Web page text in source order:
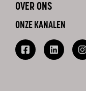
OVER ONS
ONZE KANALEN